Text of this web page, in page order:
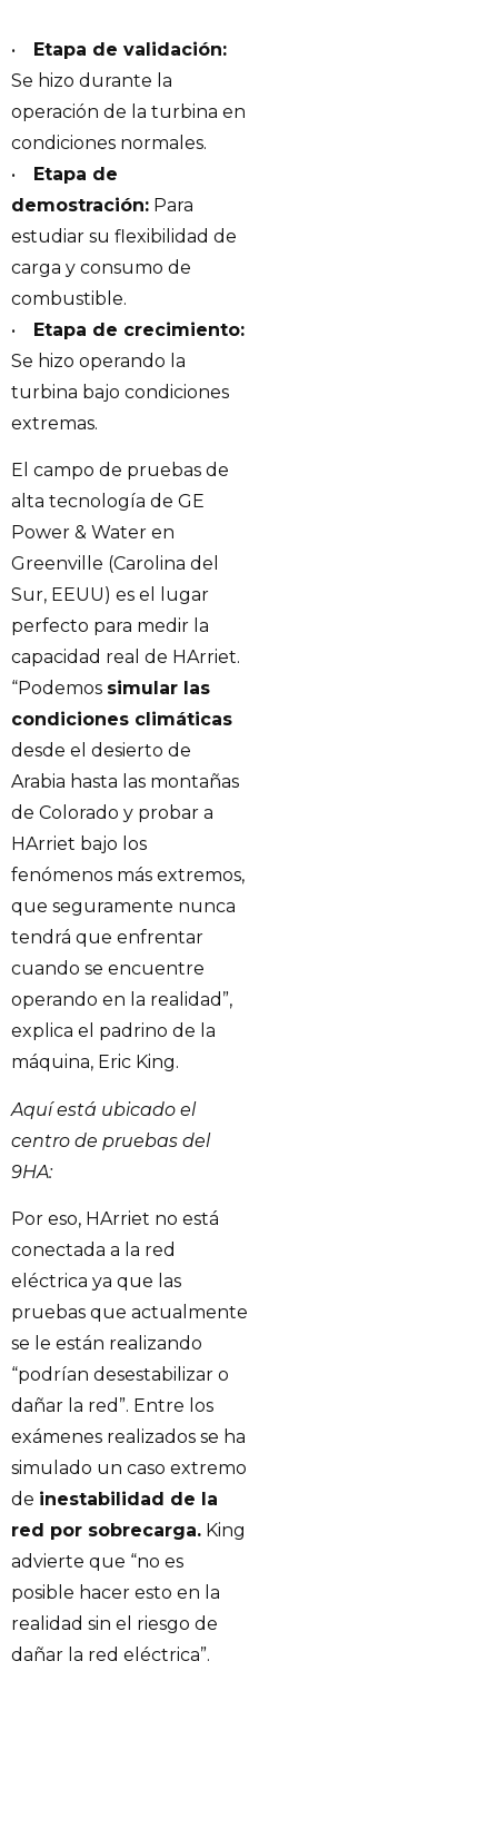
• Etapa de validación:
Se hizo durante la
operación de la turbina en
condiciones normales.
• Etapa de
demostración: Para
estudiar su flexibilidad de
carga y consumo de
combustible.
• Etapa de crecimiento:
Se hizo operando la
turbina bajo condiciones
extremas.
El campo de pruebas de
alta tecnología de GE
Power & Water en
Greenville (Carolina del
Sur, EEUU) es el lugar
perfecto para medir la
capacidad real de HArriet.
“Podemos simular las
condiciones climáticas
desde el desierto de
Arabia hasta las montañas
de Colorado y probar a
HArriet bajo los
fenómenos más extremos,
que seguramente nunca
tendrá que enfrentar
cuando se encuentre
operando en la realidad”,
explica el padrino de la
máquina, Eric King.
Aquí está ubicado el
centro de pruebas del
9HA:
Por eso, HArriet no está
conectada a la red
eléctrica ya que las
pruebas que actualmente
se le están realizando
“podrían desestabilizar o
dañar la red”. Entre los
exámenes realizados se ha
simulado un caso extremo
de inestabilidad de la
red por sobrecarga. King
advierte que “no es
posible hacer esto en la
realidad sin el riesgo de
dañar la red eléctrica”.